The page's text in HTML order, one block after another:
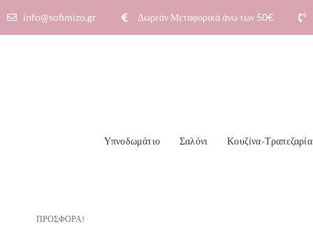
info@sofimizo.gr Δωρεάν Μεταφορικά άνω των 50€​
Υπνοδωμάτιο Σαλόνι Κουζίνα-Τραπεζαρία
ΠΡΟΣΦΟΡΆ!